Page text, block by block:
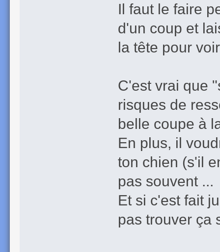
Il faut le faire
d'un coup et
la tête pour
C'est vrai que
risques de
belle coupe à
En plus, il
ton chien (s'il
pas souvent ...
Et si c'est fait
pas trouver